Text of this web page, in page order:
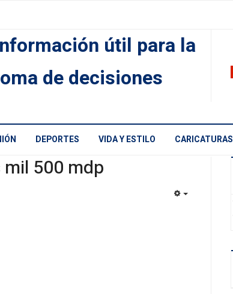
útil para la
de decisiones
DEPORTES VIDA Y ESTILO CARICATURAS
500 mdp